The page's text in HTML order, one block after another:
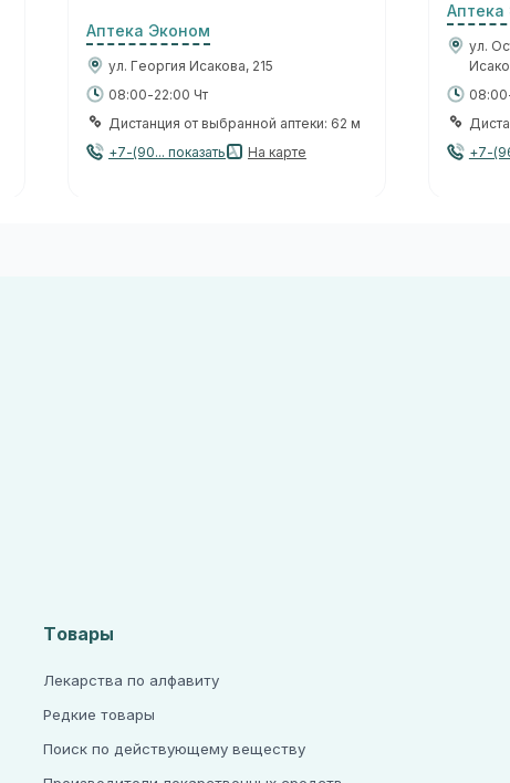
Аптека Эконом
ул. Георгия Исакова, 215
08:00-22:00 Чт
Дистанция от выбранной аптеки: 62 м
+7-(90... показать
На карте
Аптека
ул.
+7-
Товары
Лекарства по алфавиту
Редкие товары
Поиск по действующему веществу